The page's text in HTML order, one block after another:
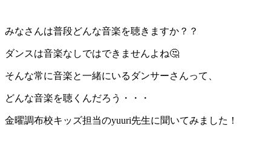
みなさんは普段どんな音楽を聴きますか？？
ダンスは音楽なしではできませんよね🤔
そんな常に音楽と一緒にいるダンサーさんって、
どんな音楽を聴くんだろう・・・
金曜調布校キッズ担当のyuuri先生に聞いてみました！